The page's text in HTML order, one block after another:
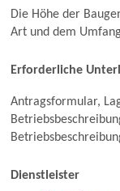
Die Höhe der
Art und dem
Erforderliche
Antragsformular,
Dienstleister